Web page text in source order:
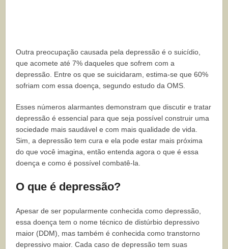
Outra preocupação causada pela depressão é o suicídio,
que acomete até 7% daqueles que sofrem com a
depressão. Entre os que se suicidaram, estima-se que 60%
sofriam com essa doença, segundo estudo da OMS.
Esses números alarmantes demonstram que discutir e tratar
depressão é essencial para que seja possível construir uma
sociedade mais saudável e com mais qualidade de vida.
Sim, a depressão tem cura e ela pode estar mais próxima
do que você imagina, então entenda agora o que é essa
doença e como é possível combatê-la.
O que é depressão?
Apesar de ser popularmente conhecida como depressão,
essa doença tem o nome técnico de distúrbio depressivo
maior (DDM), mas também é conhecida como transtorno
depressivo maior. Cada caso de depressão tem suas